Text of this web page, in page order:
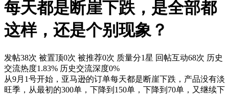
每天都是断崖下跌，是全部都
这样，还是个别现象？
发帖38次 被置顶0次 被推荐0次 质量分1星 回帖互动68次 历史
交流热度1.83% 历史交流深度0%
从9月1号开始，亚马逊的订单每天都是断崖下跌，产品没有淡
旺季，从最初的300单，下降到150单，下降到70单，又继续下